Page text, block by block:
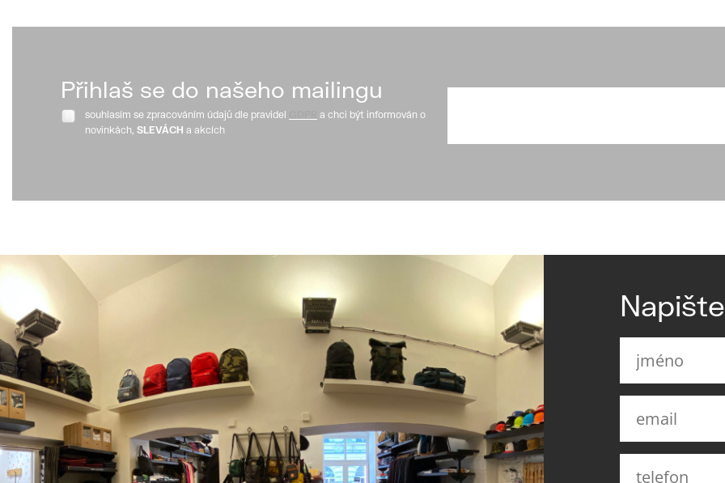
Přihlaš se do našeho mailingu
souhlasím se zpracováním údajů dle pravidel
a chci být informován o
novinkách, SLEVÁCH a akcích